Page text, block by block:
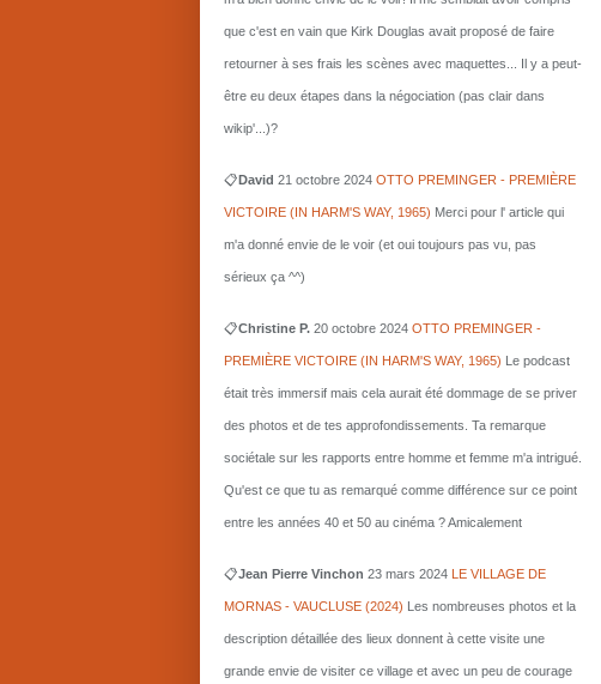
que c'est en vain que Kirk Douglas avait proposé de faire
retourner à ses frais les scènes avec maquettes... Il y a peut-
être eu deux étapes dans la négociation (pas clair dans
wikip'...)?
📋David 21 octobre 2024 OTTO PREMINGER - PREMIÈRE
VICTOIRE (IN HARM'S WAY, 1965) Merci pour l' article qui
m'a donné envie de le voir (et oui toujours pas vu, pas
sérieux ça ^^)
📋Christine P. 20 octobre 2024 OTTO PREMINGER -
PREMIÈRE VICTOIRE (IN HARM'S WAY, 1965) Le podcast
était très immersif mais cela aurait été dommage de se priver
des photos et de tes approfondissements. Ta remarque
sociétale sur les rapports entre homme et femme m'a intrigué.
Qu'est ce que tu as remarqué comme différence sur ce point
entre les années 40 et 50 au cinéma ? Amicalement
📋Jean Pierre Vinchon 23 mars 2024 LE VILLAGE DE
MORNAS - VAUCLUSE (2024) Les nombreuses photos et la
description détaillée des lieux donnent à cette visite une
grande envie de visiter ce village et avec un peu de courage